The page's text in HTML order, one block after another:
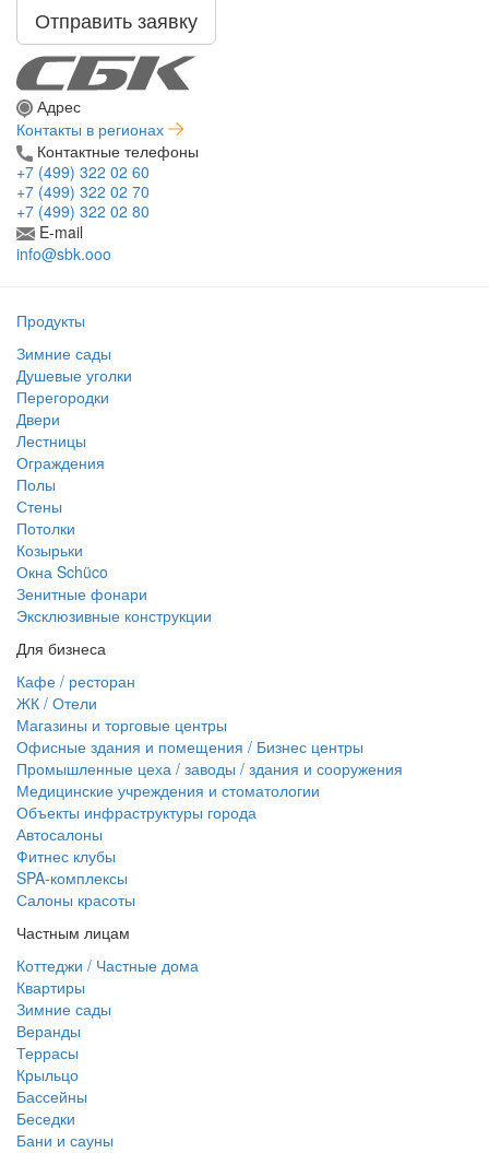
Отправить заявку
Адрес
Контакты в регионах
Контактные телефоны
+7 (499) 322 02 60
+7 (499) 322 02 70
+7 (499) 322 02 80
E-mail
info@sbk.ooo
Продукты
Зимние сады
Душевые уголки
Перегородки
Двери
Лестницы
Ограждения
Полы
Стены
Потолки
Козырьки
Окна Schüco
Зенитные фонари
Эксклюзивные конструкции
Для бизнеса
Кафе / ресторан
ЖК / Отели
Магазины и торговые центры
Офисные здания и помещения / Бизнес центры
Промышленные цеха / заводы / здания и сооружения
Медицинские учреждения и стоматологии
Объекты инфраструктуры города
Автосалоны
Фитнес клубы
SPA-комплексы
Салоны красоты
Частным лицам
Коттеджи / Частные дома
Квартиры
Зимние сады
Веранды
Террасы
Крыльцо
Бассейны
Беседки
Бани и сауны